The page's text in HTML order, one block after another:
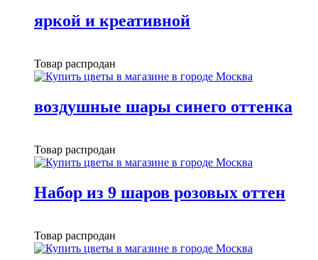
яркой и креативной
Товар распродан
воздушные шары синего оттенка
Товар распродан
Набор из 9 шаров розовых оттен
Товар распродан